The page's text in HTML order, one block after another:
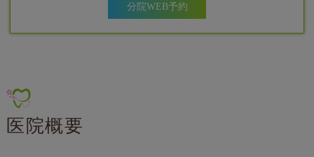
分院WEB予約
医院概要